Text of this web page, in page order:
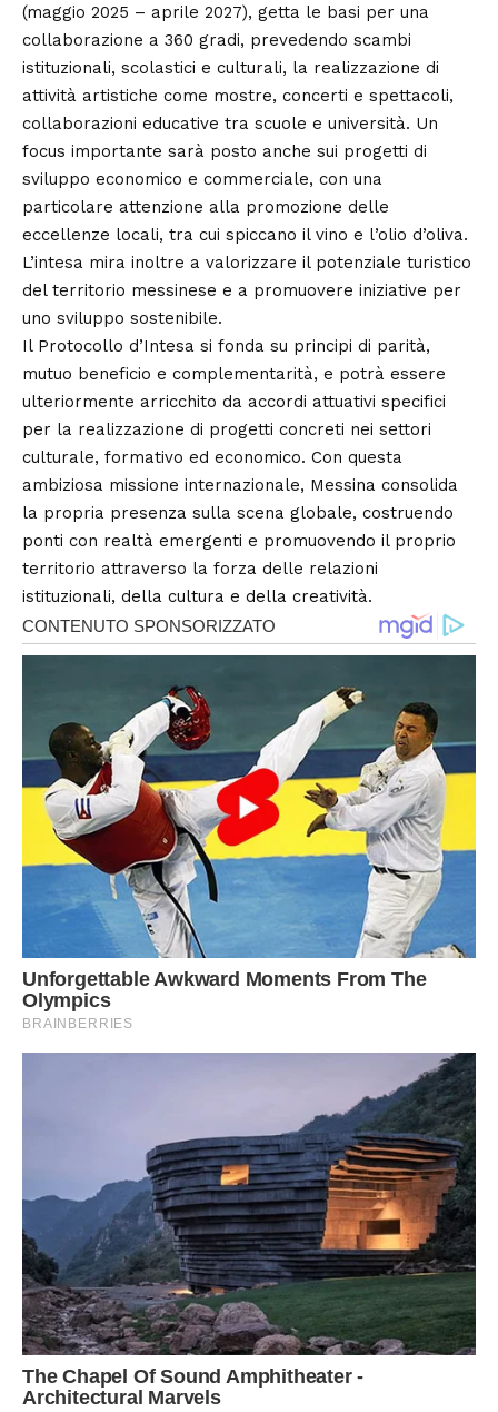
(maggio 2025 – aprile 2027), getta le basi per una
collaborazione a 360 gradi, prevedendo scambi
istituzionali, scolastici e culturali, la realizzazione di
attività artistiche come mostre, concerti e spettacoli,
collaborazioni educative tra scuole e università. Un
focus importante sarà posto anche sui progetti di
sviluppo economico e commerciale, con una
particolare attenzione alla promozione delle
eccellenze locali, tra cui spiccano il vino e l’olio d’oliva.
L’intesa mira inoltre a valorizzare il potenziale turistico
del territorio messinese e a promuovere iniziative per
uno sviluppo sostenibile.
Il Protocollo d’Intesa si fonda su principi di parità,
mutuo beneficio e complementarità, e potrà essere
ulteriormente arricchito da accordi attuativi specifici
per la realizzazione di progetti concreti nei settori
culturale, formativo ed economico. Con questa
ambiziosa missione internazionale, Messina consolida
la propria presenza sulla scena globale, costruendo
ponti con realtà emergenti e promuovendo il proprio
territorio attraverso la forza delle relazioni
istituzionali, della cultura e della creatività.